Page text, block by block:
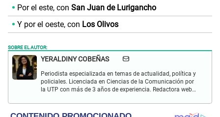
Por el este, con San Juan de Lurigancho
Y por el oeste, con Los Olivos
SOBRE EL AUTOR:
YERALDINY COBEÑAS
Periodista especializada en temas de actualidad, política y
policiales. Licenciada en Ciencias de la Comunicación por
la UTP con más de 3 años de experiencia. Redactora web
en temas relacionados con misterios, películas y series
policiales.